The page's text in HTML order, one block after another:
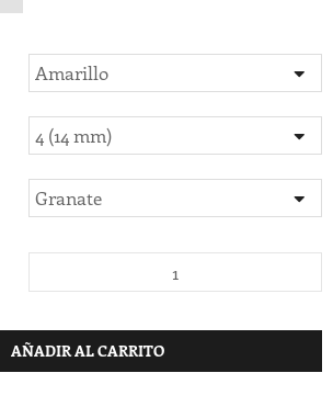
AÑADIR AL CARRITO